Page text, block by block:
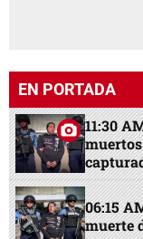
EN PORTADA
11:30
06:15
muerte